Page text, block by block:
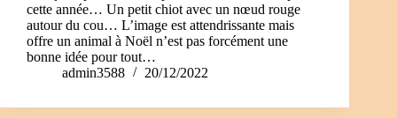
cette année… Un petit chiot avec un nœud rouge
autour du cou… L’image est attendrissante mais
offre un animal à Noël n’est pas forcément une
bonne idée pour tout…
admin3588
20/12/2022